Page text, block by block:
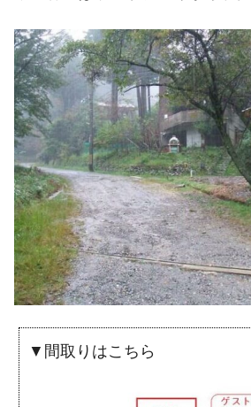
▼間取りはこちら